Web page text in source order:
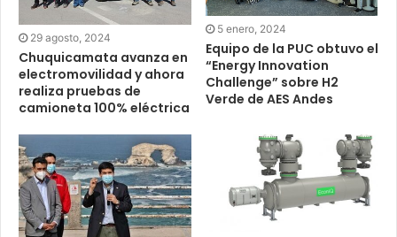
29 agosto, 2024
Chuquicamata avanza en
electromovilidad y ahora
realiza pruebas de
camioneta 100% eléctrica
5 enero, 2024
Equipo de la PUC obtuvo el
“Energy Innovation
Challenge” sobre H2
Verde de AES Andes